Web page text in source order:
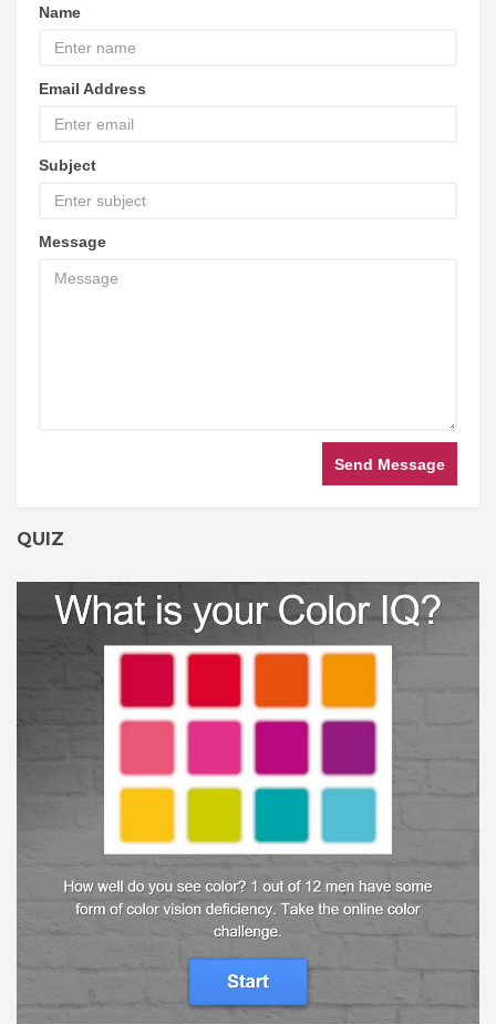
Name
Email Address
Subject
Message
Send Message
QUIZ